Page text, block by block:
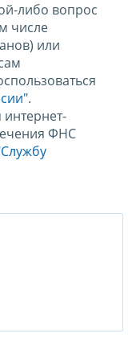
либо вопрос
числе
или
.
ФНС